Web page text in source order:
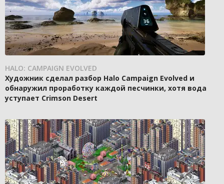
HALO: CAMPAIGN EVOLVED
Художник сделал разбор Halo Campaign Evolved и
обнаружил проработку каждой песчинки, хотя вода
уступает Crimson Desert